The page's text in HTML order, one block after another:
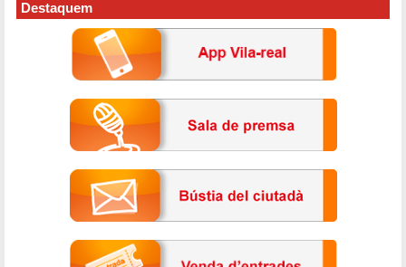
Destaquem